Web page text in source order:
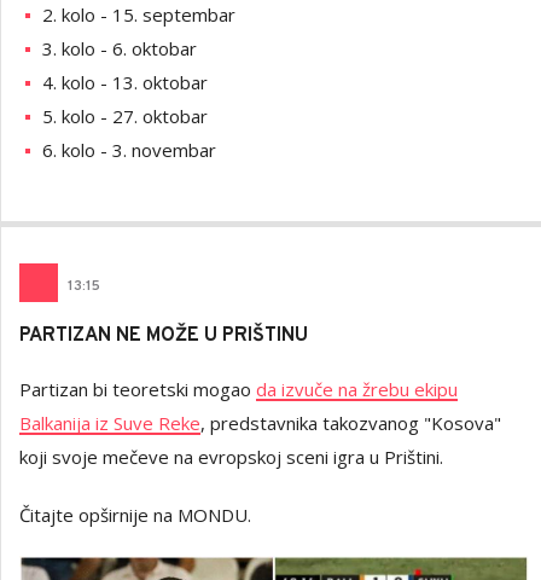
2. kolo - 15. septembar
3. kolo - 6. oktobar
4. kolo - 13. oktobar
5. kolo - 27. oktobar
6. kolo - 3. novembar
13:15
PARTIZAN NE MOŽE U PRIŠTINU
Partizan bi teoretski mogao da izvuče na žrebu ekipu
Balkanija iz Suve Reke, predstavnika takozvanog "Kosova"
koji svoje mečeve na evropskoj sceni igra u Prištini.
Čitajte opširnije na MONDU.